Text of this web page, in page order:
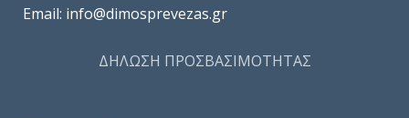
Email: info@dimosprevezas.gr
ΔΗΛΩΣΗ ΠΡΟΣΒΑΣΙΜΟΤΗΤΑΣ